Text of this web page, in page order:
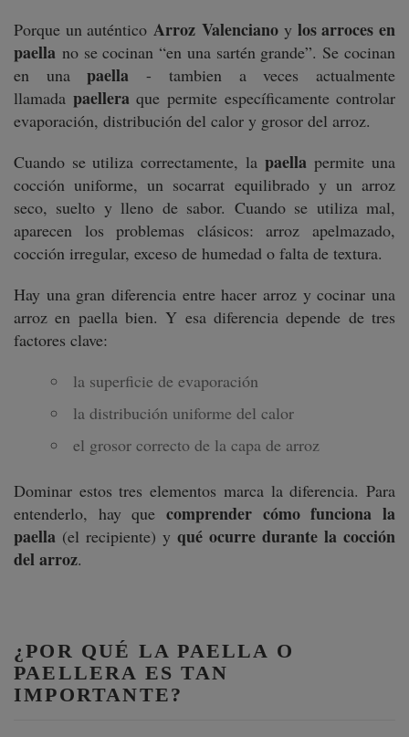
Porque un auténtico Arroz Valencianoy los arroces en
paella no se cocinan “en una sartén grande”. Se cocinan
en unapaella- tambien a veces actualmente
llamada paellera que permite específicamente controlar
evaporación, distribución del calor y grosor del arroz.
Cuando se utiliza correctamente, la paellapermite una
cocción uniforme, un socarrat equilibrado y un arroz
seco, suelto y lleno de sabor. Cuando se utiliza mal,
aparecen los problemas clásicos: arroz apelmazado,
cocción irregular, exceso de humedad o falta de textura.
Hay una gran diferencia entre hacer arroz y cocinar una
arroz en paella bien. Y esa diferencia depende de tres
factores clave:
la superficie de evaporación
la distribución uniforme del calor
el grosor correcto de la capa de arroz
Dominar estos tres elementos marca la diferencia. Para
entenderlo, hay que comprender cómo funciona la
paella (el recipiente) y qué ocurre durante la cocción
del arroz.
¿POR QUÉ LA PAELLA O
PAELLERA ES TAN
IMPORTANTE?